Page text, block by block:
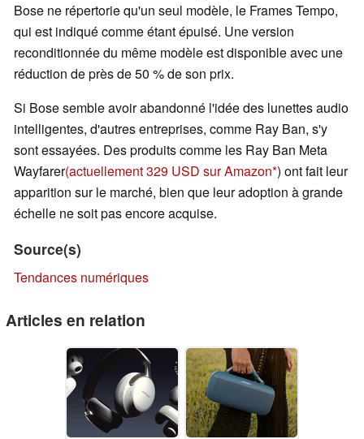
Bose ne répertorie qu'un seul modèle, le Frames Tempo,
qui est indiqué comme étant épuisé. Une version
reconditionnée du même modèle est disponible avec une
réduction de près de 50 % de son prix.
Si Bose semble avoir abandonné l'idée des lunettes audio
intelligentes, d'autres entreprises, comme Ray Ban, s'y
sont essayées. Des produits comme les Ray Ban Meta
Wayfarer(actuellement 329 USD sur Amazon ) ont fait leur
apparition sur le marché, bien que leur adoption à grande
échelle ne soit pas encore acquise.
Source(s)
Tendances numériques
Articles en relation